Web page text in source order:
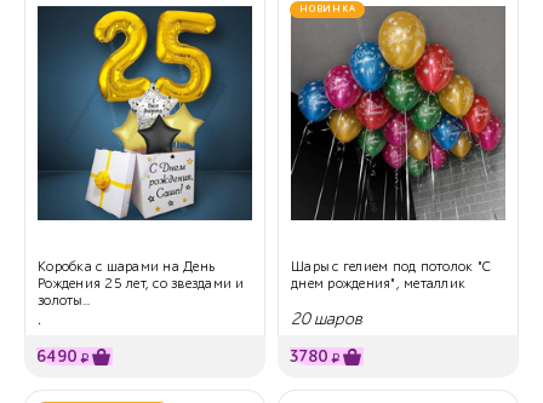
Коробка с шарами на День
Рождения 25 лет, со звездами и
золоты...
.
6490 ₽
НОВИНКА
Шары с гелием под потолок "С
днем рождения", металлик
20 шаров
3780 ₽